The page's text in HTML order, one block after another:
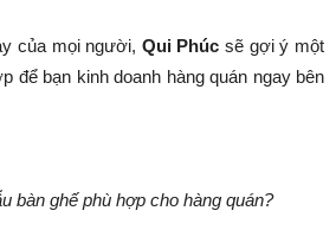
của mọi người, Qui Phúc sẽ gợi ý một
để bạn kinh doanh hàng quán ngay bên
bàn ghế phù hợp cho hàng quán?